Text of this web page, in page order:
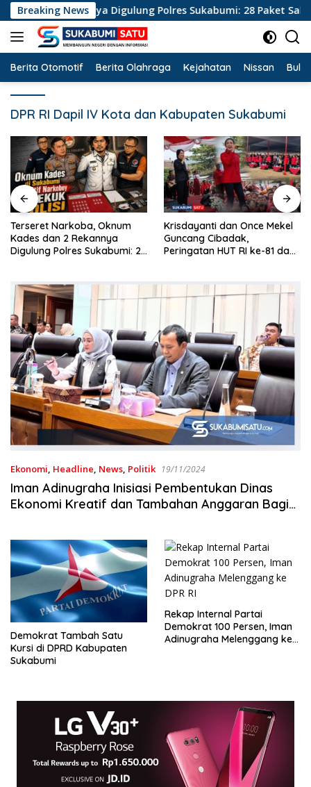
Langsung
ke
konten
Breaking News
dan 2 Rekannya Digulung Polres Sukabumi: 28 Paket Sabu
Berita Otomotif Berita Olahraga Kejahatan Nissan
DPR RI Dapil IV Kota dan Kabupaten Sukabumi
Terseret Narkoba, Oknum
Kades dan 2 Rekannya
Digulung Polres Sukabumi: 28
Krisdayanti dan Once Mekel
Guncang Cibadak,
Peringatan HUT RI ke-81 dan
Ekonomi, Headline, News, Politik 19/11/2024
Iman Adinugraha Inisiasi Pembentukan Dinas
Ekonomi Kreatif dan Tambahan Anggaran Bagi
Demokrat Tambah Satu
Kursi di DPRD Kabupaten
Sukabumi
Rekap Internal Partai
Demokrat 100 Persen, Iman
Adinugraha Melenggang ke